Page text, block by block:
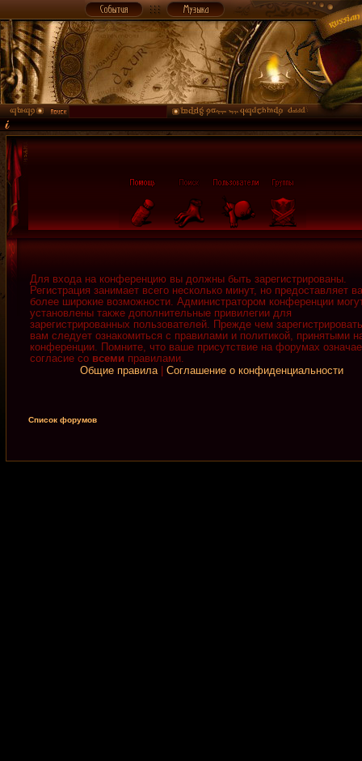
Для входа на конференцию вы должны быть зарегистрированы.
Регистрация занимает всего несколько минут, но предоставляет
более широкие возможности. Администратором конференции
установлены также дополнительные привилегии для
зарегистрированных пользователей. Прежде чем
вам следует ознакомиться с правилами и политикой, принятыми
конференции. Помните, что ваше присутствие на форумах
согласие со всеми правилами.
Общие правила| Соглашение о конфиденциальности
Список форумов